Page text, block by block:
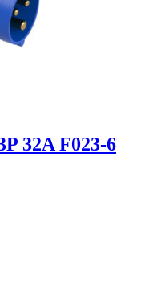
32A F023-6